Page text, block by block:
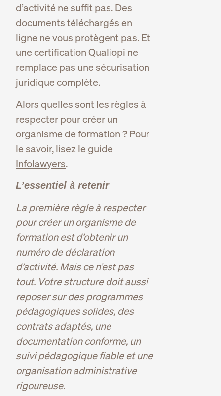
d’activité ne suffit pas. Des
documents téléchargés en
ligne ne vous protègent pas. Et
une certification Qualiopi ne
remplace pas une sécurisation
juridique complète.
Alors quelles sont les règles à
respecter pour créer un
organisme de formation ? Pour
le savoir, lisez le guide
Infolawyers.
L’essentiel à retenir
La première règle à respecter
pour créer un organisme de
formation est d’obtenir un
numéro de déclaration
d’activité. Mais ce n’est pas
tout. Votre structure doit aussi
reposer sur des programmes
pédagogiques solides, des
contrats adaptés, une
documentation conforme, un
suivi pédagogique fiable et une
organisation administrative
rigoureuse.